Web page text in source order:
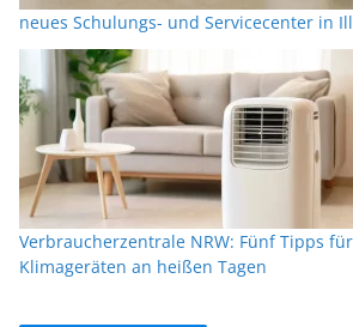
neues Schulungs- und Servicecenter in
Verbraucherzentrale NRW: Fünf Tipps
Klimageräten an heißen Tagen